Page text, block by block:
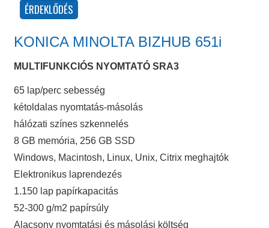
KONICA MINOLTA BIZHUB 651i
MULTIFUNKCIÓS NYOMTATÓ SRA3
65 lap/perc sebesség
kétoldalas nyomtatás-másolás
hálózati színes szkennelés
8 GB memória, 256 GB SSD
Windows, Macintosh, Linux, Unix, Citrix meghajtók
Elektronikus laprendezés
1.150 lap papírkapacitás
52-300 g/m2 papírsúly
Alacsony nyomtatási és másolási költség